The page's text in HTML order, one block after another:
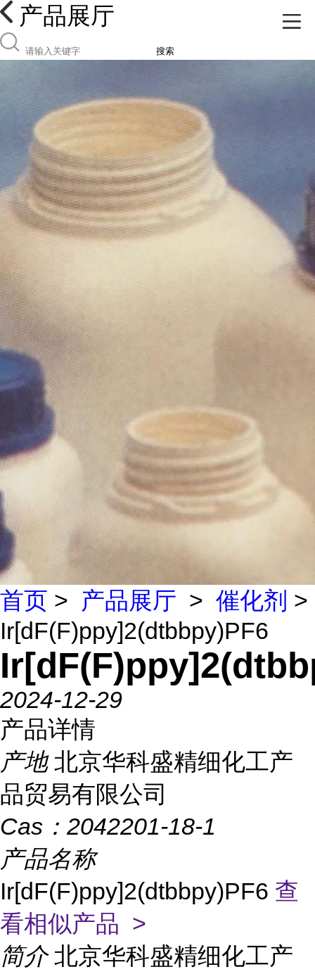
产品展厅
搜索
首页 > 产品展厅 > 催化剂 >
Ir[dF(F)ppy]2(dtbbpy)PF6
2024-12-29
产品详情
产地 北京华科盛精细化工产
品贸易有限公司
Cas： 2042201-18-1
产品名称
Ir[dF(F)ppy]2(dtbbpy)PF6 查
看相似产品 >
简介 北京华科盛精细化工产